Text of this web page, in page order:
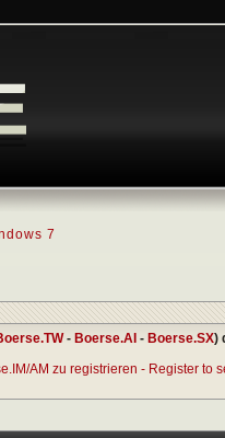
7
- Boerse.AI - Boerse.SX)
AM zu registrieren - Register to